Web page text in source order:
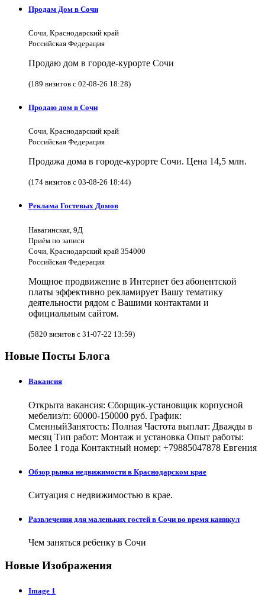
Продам Дом в Сочи
Сочи, Краснодарский край
Российская Федерация
Продаю дом в городе-курорте Сочи
(189 визитов с 02-08-26 18:28)
Продаю дом в Сочи
Сочи, Краснодарский край
Российская Федерация
Продажа дома в городе-курорте Сочи. Цена 14,5 млн.
(174 визитов с 03-08-26 18:44)
Реклама Гостевых Домов
Навагинская, 9Д
Приём по записи
Сочи, Краснодарский край 354000
Российская Федерация
Мощное продвижение в Интернет без абонентской
платы эффективно рекламирует Вашу тематику
деятельности рядом с Вашими контактами и
официальным сайтом.
(5820 визитов с 31-07-22 13:59)
Новые Посты Блога
Вакансия
Открыта вакансия: Сборщик-установщик корпусной
мебелиз/п: 60000-150000 руб. График:
СменныйЗанятость: Полная Частота выплат: Дважды в
месяц Тип работ: Монтаж и установка Опыт работы:
Более 1 года Контактный номер: +79885047878 Евгения
Обзор рынка недвижимости в Краснодарском крае
Ситуация с недвижимостью в крае.
Развлечения для маленьких гостей в Сочи во время каникул
Чем заняться ребенку в Сочи
Новые Изображения
Image 1